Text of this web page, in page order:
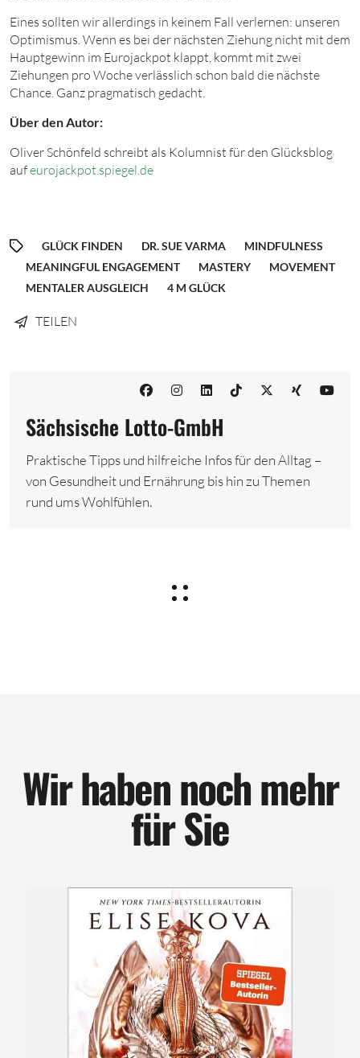
Eines sollten wir allerdings in keinem Fall verlernen: unseren
Optimismus. Wenn es bei der nächsten Ziehung nicht mit dem
Hauptgewinn im Eurojackpot klappt, kommt mit zwei
Ziehungen pro Woche verlässlich schon bald die nächste
Chance. Ganz pragmatisch gedacht.
Über den Autor:
Oliver Schönfeld schreibt als Kolumnist für den Glücksblog
aufeurojackpot.spiegel.de
GLÜCK FINDEN DR. SUE VARMA
MINDFULNESS
MEANINGFUL ENGAGEMENT
MASTERY
MOVEMENT
MENTALER AUSGLEICH
4 M GLÜCK
TEILEN
Sächsische Lotto-GmbH
Praktische Tipps und hilfreiche Infos für den Alltag –
von Gesundheit und Ernährung bis hin zu Themen
rund ums Wohlfühlen.
Wir haben noch mehr
für Sie